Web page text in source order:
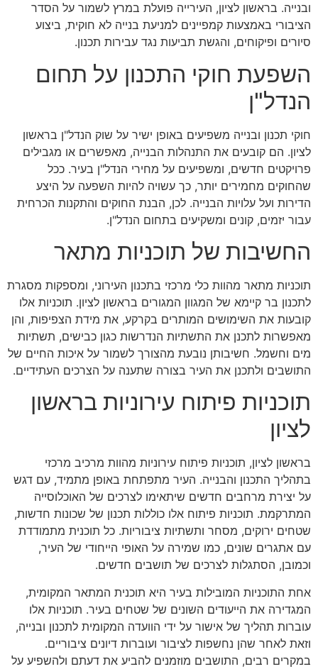
ובנייה. בראשון לציון, העירייה פועלת במרץ לשמור על הסדר
הציבורי באמצעות קמפיינים למניעת בנייה לא חוקית, ביצוע
סיורים ופיקוחים, והגשת תביעות נגד עבירות תכנון.
השפעת חוקי התכנון על תחום
הנדל"ן
חוקי תכנון ובנייה משפיעים באופן ישיר על שוק הנדל"ן בראשון
לציון. הם קובעים את התנהלות הבנייה, מאפשרים או מגבילים
פרויקטים חדשים, ומשפיעים על מחירי הנדל"ן בעיר. ככל
שהחוקים מחמירים יותר, כך עשויה להיות השפעה על היצע
הדירות ועל עלויות הבנייה. לכן, הבנת החוקים והתקנות הכרחית
עבור יזמים, קונים ומשקיעים בתחום הנדל"ן.
החשיבות של תוכניות מתאר
תוכניות מתאר מהוות כלי מרכזי בתכנון העירוני, ומספקות מסגרת
לתכנון בר קיימא של המגוון המגורים בראשון לציון. תוכניות אלו
קובעות את השימושים המותרים בקרקע, את מידת הצפיפות, והן
מאפשרות לתכנן את התשתיות הנדרשות כגון כבישים, תשתיות
מים וחשמל. חשיבותן נובעת מהצורך לשמור על איכות החיים של
התושבים ולתכנן את העיר בצורה שתענה על הצרכים העתידיים.
תוכניות פיתוח עירוניות בראשון
לציון
בראשון לציון, תוכניות פיתוח עירוניות מהוות מרכיב מרכזי
בתהליך התכנון והבנייה. העיר מתפתחת באופן מתמיד, עם דגש
על יצירת מרחבים חדשים שיתאימו לצרכים של האוכלוסייה
המתרקמת. תוכניות פיתוח אלו כוללות תכנון של שכונות חדשות,
שטחים ירוקים, מסחר ותשתיות ציבוריות. כל תוכנית מתמודדת
עם אתגרים שונים, כמו שמירה על האופי הייחודי של העיר,
וכמובן, הסתגלות לצרכים של תושבים חדשים.
אחת התוכניות המובילות בעיר היא תוכנית המתאר המקומית,
המגדירה את הייעודים השונים של שטחים בעיר. תוכניות אלו
עוברות תהליך של אישור על ידי הוועדה המקומית לתכנון ובנייה,
וזאת לאחר שהן נחשפות לציבור ועוברות דיונים ציבוריים.
במקרים רבים, התושבים מוזמנים להביע את דעתם ולהשפיע על